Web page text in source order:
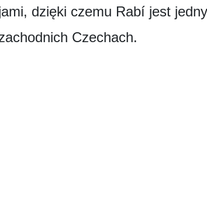
dzięki czemu Rabí jest
Czechach.